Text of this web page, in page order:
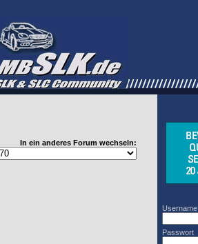
In ein anderes Forum wechseln:
Username
Passwort